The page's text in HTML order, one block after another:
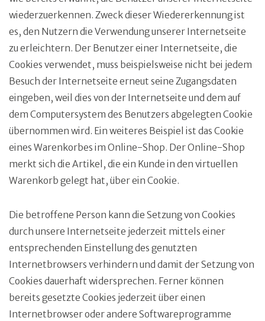
wiederzuerkennen. Zweck dieser Wiedererkennung ist
es, den Nutzern die Verwendung unserer Internetseite
zu erleichtern. Der Benutzer einer Internetseite, die
Cookies verwendet, muss beispielsweise nicht bei jedem
Besuch der Internetseite erneut seine Zugangsdaten
eingeben, weil dies von der Internetseite und dem auf
dem Computersystem des Benutzers abgelegten Cookie
übernommen wird. Ein weiteres Beispiel ist das Cookie
eines Warenkorbes im Online-Shop. Der Online-Shop
merkt sich die Artikel, die ein Kunde in den virtuellen
Warenkorb gelegt hat, über ein Cookie.
Die betroffene Person kann die Setzung von Cookies
durch unsere Internetseite jederzeit mittels einer
entsprechenden Einstellung des genutzten
Internetbrowsers verhindern und damit der Setzung von
Cookies dauerhaft widersprechen. Ferner können
bereits gesetzte Cookies jederzeit über einen
Internetbrowser oder andere Softwareprogramme